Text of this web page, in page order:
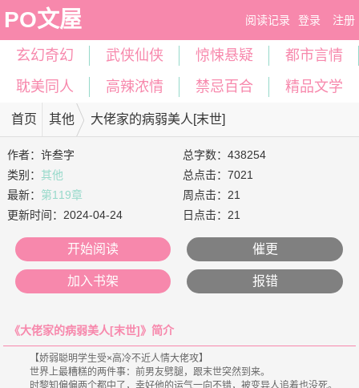
PO文屋 阅读记录 登录 注册
玄幻奇幻 武侠仙侠 惊悚悬疑
都市言情
耽美同人
高辣浓情 禁忌百合 精品文学
首页 其他 大佬家的病弱美人[末世]
作者：许叁字
类别：其他
最新： 第119章
更新时间： 2024-04-24
总字数：438254
总点击：7021
周点击：21
日点击：21
开始阅读 催更
加入书架 报错
《大佬家的病弱美人[末世]》简介
    世界上最糟糕的两件事：前男友劈腿，跟末世突然到来。